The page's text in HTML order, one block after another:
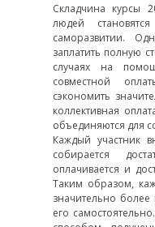
Складчина курсы
людей
саморазвитии.
заплатить полную
случаях на
совместной
сэкономить
коллективная
объединяются для
Каждый участник
собирается
оплачивается и
Таким образом,
значительно
его